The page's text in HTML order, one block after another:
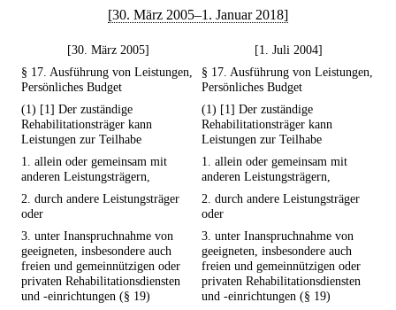
[30. März 2005–1. Januar 2018]
[30. März 2005]
[1. Juli 2004]
§ 17. Ausführung von Leistungen,
Persönliches Budget
§ 17. Ausführung von Leistungen,
Persönliches Budget
(1) [1] Der zuständige
Rehabilitationsträger kann
Leistungen zur Teilhabe
(1) [1] Der zuständige
Rehabilitationsträger kann
Leistungen zur Teilhabe
1. allein oder gemeinsam mit
anderen Leistungsträgern,
1. allein oder gemeinsam mit
anderen Leistungsträgern,
2. durch andere Leistungsträger
oder
2. durch andere Leistungsträger
oder
3. unter Inanspruchnahme von
geeigneten, insbesondere auch
freien und gemeinnützigen oder
privaten Rehabilitationsdiensten
und -einrichtungen (§ 19)
3. unter Inanspruchnahme von
geeigneten, insbesondere auch
freien und gemeinnützigen oder
privaten Rehabilitationsdiensten
und -einrichtungen (§ 19)